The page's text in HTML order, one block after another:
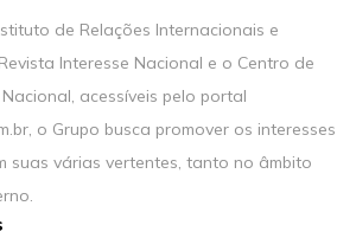
de Relações Internacionais e
Interesse Nacional e o Centro de
acessíveis pelo portal
o Grupo busca promover os interesses
suas várias vertentes, tanto no âmbito